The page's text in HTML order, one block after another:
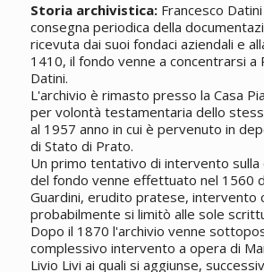
Storia archivistica:Francesco
consegna periodica della
ricevuta dai suoi fondaci aziendali e
1410, il fondo venne a concentrarsi a
Datini.
L'archivio è rimasto presso la Casa
per volontà testamentaria dello
al 1957 anno in cui è pervenuto in
di Stato di Prato.
Un primo tentativo di intervento sulla
del fondo venne effettuato nel 1560
Guardini, erudito pratese, intervento
probabilmente si limitò alle sole
Dopo il 1870 l'archivio venne
complessivo intervento a opera di
Livio Livi ai quali si aggiunse,